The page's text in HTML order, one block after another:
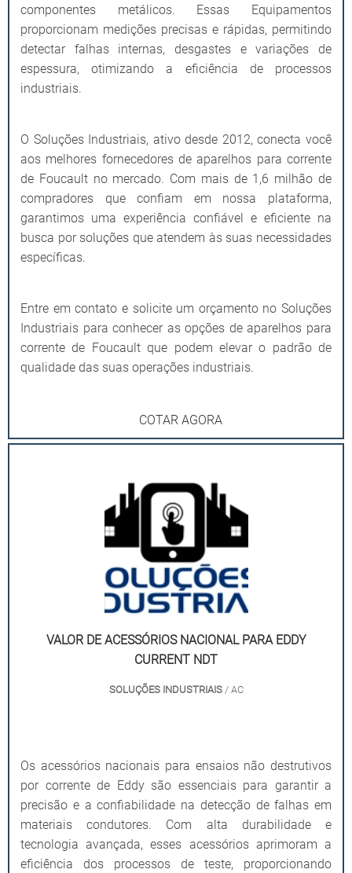
componentes metálicos. Essas Equipamentos
proporcionam medições precisas e rápidas, permitindo
detectar falhas internas, desgastes e variações de
espessura, otimizando a eficiência de processos
industriais.
O Soluções Industriais, ativo desde 2012, conecta você
aos melhores fornecedores de aparelhos para corrente
de Foucault no mercado. Com mais de 1,6 milhão de
compradores que confiam em nossa plataforma,
garantimos uma experiência confiável e eficiente na
busca por soluções que atendem às suas necessidades
específicas.
Entre em contato e solicite um orçamento no Soluções
Industriais para conhecer as opções de aparelhos para
corrente de Foucault que podem elevar o padrão de
qualidade das suas operações industriais.
COTAR AGORA
VALOR DE ACESSÓRIOS NACIONAL PARA EDDY
CURRENT NDT
SOLUÇÕES INDUSTRIAIS/ AC
Os acessórios nacionais para ensaios não destrutivos
por corrente de Eddy são essenciais para garantir a
precisão e a confiabilidade na detecção de falhas em
materiais condutores. Com alta durabilidade e
tecnologia avançada, esses acessórios aprimoram a
eficiência dos processos de teste, proporcionando